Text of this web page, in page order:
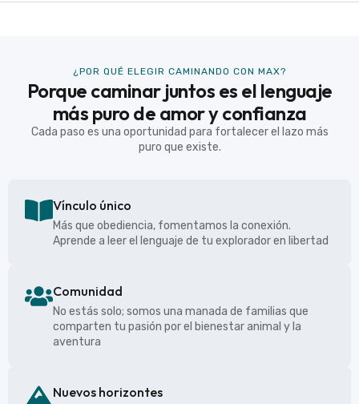
¿POR QUÉ ELEGIR CAMINANDO CON MAX?
Porque caminar juntos es el lenguaje
más puro de amor y confianza
Cada paso es una oportunidad para fortalecer el lazo más
puro que existe.
Vínculo único
Más que obediencia, fomentamos la conexión.
Aprende a leer el lenguaje de tu explorador en libertad
Comunidad
No estás solo; somos una manada de familias que
comparten tu pasión por el bienestar animal y la
aventura
Nuevos horizontes